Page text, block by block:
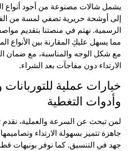
يشمل شالات مصنوعة من أجود أنواع
إلى أوشحة حريرية تضفي لمسة من
الرسمية. نهتم في منصتنا بتقديم
مما يسهل عليكِ المقارنة بين الأنواع
مع شكل الوجه والمناسبة، مع ضمان
الارتداء دون مفاجآت بعد الشراء.
خيارات عملية للتوربانات
وأدوات التغطية
لمن تبحث عن السرعة والعملية، نقدم
جاهزة تتميز بسهولة الارتداء
جهد في التنسيق. كما نوفر بونيهات